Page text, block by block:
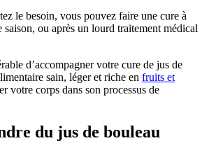
le besoin, vous pouvez faire une cure à
saison, ou après un lourd traitement médical
d’accompagner votre cure de jus de
sain, léger et riche en fruits et
votre corps dans son processus de
du jus de bouleau